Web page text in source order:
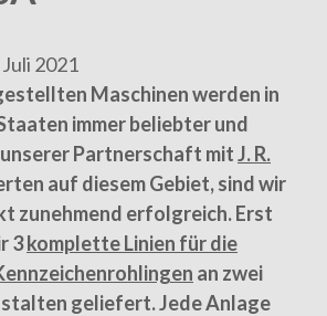
2021
Maschinen werden in
immer beliebter und
Partnerschaft mitJ. R.
auf diesem Gebiet, sind wir
zunehmend erfolgreich. Erst
3komplette Linien für die
an zwei
geliefert. Jede Anlage